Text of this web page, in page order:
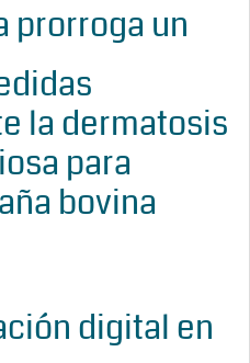
prorroga un
la dermatosis
para
bovina
digital en